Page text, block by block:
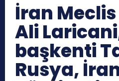
İran
Ali
başkenti
Rusya,